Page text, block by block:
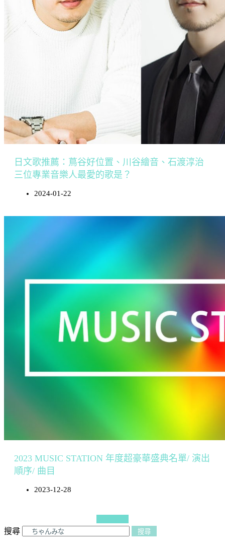
日文歌推薦：蔦谷好位置、川谷繪音、石渡淳治
三位專業音樂人最愛的歌是？
2024-01-22
2023 MUSIC STATION 年度超豪華盛典名單/ 演出
順序/ 曲目
2023-12-28
搜尋
搜尋